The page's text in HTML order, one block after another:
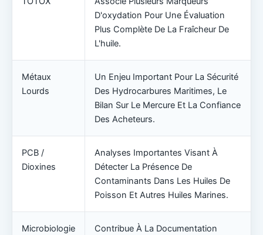
D'oxydation Pour Une Évaluation
Plus Complète De La Fraîcheur De
L'huile.
Métaux
Lourds
Un Enjeu Important Pour La Sécurité
Des Hydrocarbures Maritimes, Le
Bilan Sur Le Mercure Et La Confiance
Des Acheteurs.
PCB /
Dioxines
Analyses Importantes Visant À
Détecter La Présence De
Contaminants Dans Les Huiles De
Poisson Et Autres Huiles Marines.
Microbiologie
Contribue À La Documentation